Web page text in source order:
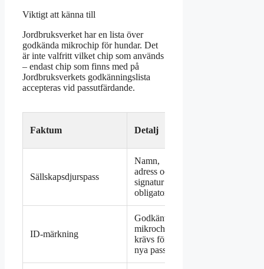
Viktigt att känna till
Jordbruksverket har en lista över
godkända mikrochip för hundar. Det
är inte valfritt vilket chip som används
– endast chip som finns med på
Jordbruksverkets godkänningslista
accepteras vid passutfärdande.
Faktum Detalj
Sällskapsdjurspass
Namn,
adress och
signatur
obligatoriskt
ID-märkning
Godkänt
mikrochip
krävs för
nya pass